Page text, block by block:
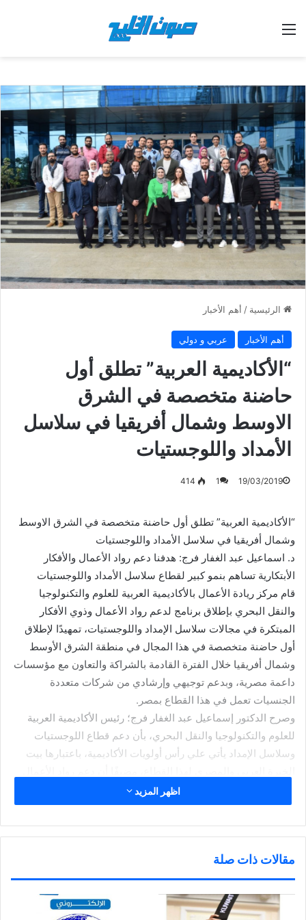
القائمة
الرئيسية / أهم الأخبار
أهم الأخبار عربي و دولي
“الأكاديمية العربية” تطلق أول
حاضنة متخصصة في الشرق
الاوسط وشمال أفريقيا في سلاسل
الأمداد واللوجستيات
19/03/2019
1
414
“الأكاديمية العربية” تطلق أول حاضنة متخصصة في الشرق الاوسط
وشمال أفريقيا في سلاسل الأمداد واللوجستيات
د. اسماعيل عبد الغفار فرج: هدفنا دعم رواد الأعمال والأفكار
الأبتكارية تساهم بنمو كبير لقطاع سلاسل الأمداد واللوجستيات
قام مركز ريادة الأعمال بالأكاديمية العربية للعلوم والتكنولوجيا
والنقل البحري بإطلاق برنامج لدعم رواد الأعمال وذوي الأفكار
المبتكرة في مجالات سلاسل الإمداد واللوجستيات، تمهيدًا لإطلاق
أول حاضنة متخصصة في هذا المجال في منطقة الشرق الأوسط
وشمال أفريقيا خلال الفترة القادمة بالشراكة والتعاون مع مؤسسات
داعمة مصرية، وبدعم توجيهي وإرشادي من شركات متعددة
الجنسيات تعمل في هذا القطاع بمصر.
وصرح الدكتور إسماعيل عبد الغفار فرج؛ رئيس الأكاديمية العربية
للعلوم والتكنولوجيا والنقل البحري، بأن دعم قطاع اللوجستيات
وسلاسل الإمداد يأتي علي رأس أولويات الأكاديمية، باعتبارها بيت
والأفكار الأبتكارية يساهم بدرجة كبيرة في تطور ونمو هذا القطاع
الهام.
وأوضح الدكتور وائل الدسوقي؛ مدير مركز ريادة الأعمال، بأن هذا
في مرحلته الأولي من خلال محتوى متكامل لريادة الأعمال بالتعاون
مع مؤسسة “Wadhwani” العالمية، والمتخصصة في المحتوى
العلمي لهذا المجال، بالإضافة إلي المحتوى المتخصص في سلاسل
الأمداد واللوجستيات من خبراء الأكاديمية العربية.
اظهر المزيد
مقالات ذات صلة